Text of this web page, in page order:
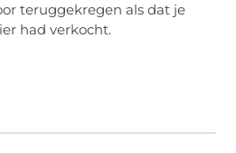
teruggekregen als dat je
had verkocht.